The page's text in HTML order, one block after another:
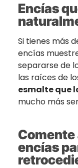
Encías
Si tienes más
encías
separarse de
las raíces de
esmalte que
mucho más
Comente
encías